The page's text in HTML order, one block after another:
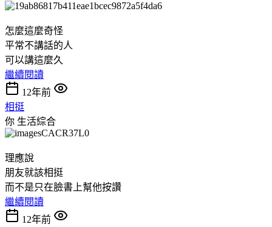
怎麼這麼奇怪
平常不講話的人
可以講這麼久
繼續閱讀
12年前
相挺
你 生活綜合
理應說
朋友就該相挺
而不是只在臉書上幫他按讚
繼續閱讀
12年前